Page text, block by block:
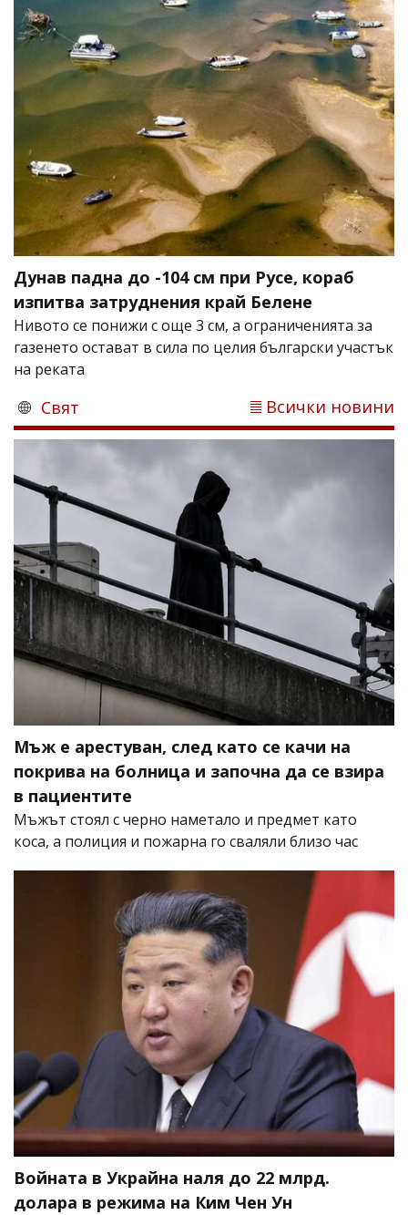
Дунав падна до -104 см при Русе, кораб
изпитва затруднения край Белене
Нивото се понижи с още 3 см, а ограниченията за
газенето остават в сила по целия български участък
на реката
Свят Всички новини
Мъж е арестуван, след като се качи на
покрива на болница и започна да се взира
в пациентите
Мъжът стоял с черно наметало и предмет като
коса, а полиция и пожарна го сваляли близо час
Войната в Украйна наля до 22 млрд.
долара в режима на Ким Чен Ун